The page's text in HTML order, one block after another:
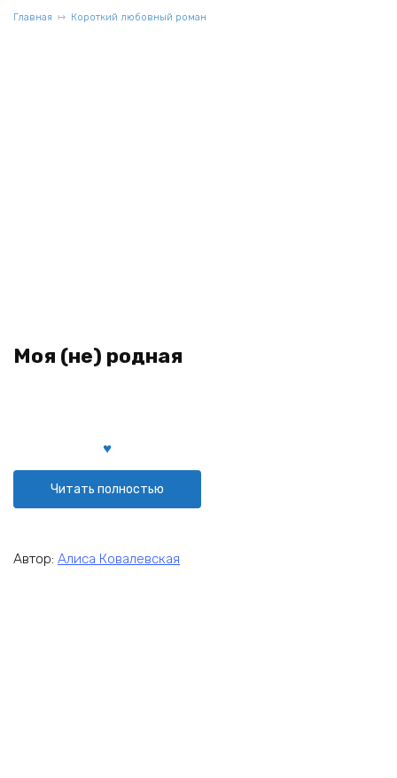
Главная Короткий любовный роман
Моя (не) родная
Читать полностью
Автор: Алиса Ковалевская